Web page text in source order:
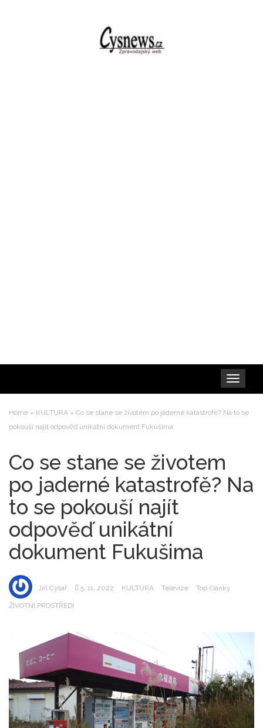
Toggle
navigation
Home » KULTURA » Co se stane se životem po jaderné katastrofě? Na to se
pokouší najít odpověď unikátní dokument Fukušima
Co se stane se životem
po jaderné katastrofě? Na
to se pokouší najít
odpověď unikátní
dokument Fukušima
Jiří Cysař 5. 11. 2022 KULTURA Televize Top články
ŽIVOTNÍ PROSTŘEDÍ